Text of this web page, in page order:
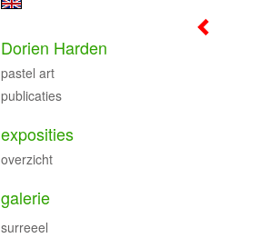
Dorien Harden
pastel art
publicaties
exposities
overzicht
galerie
surreeel